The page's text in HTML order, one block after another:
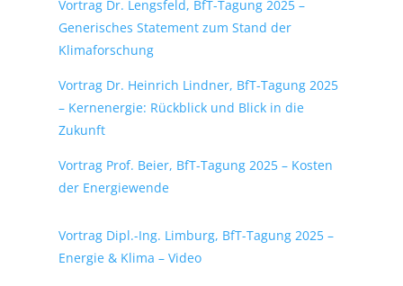
Vortrag Dr. Lengsfeld, BfT-Tagung 2025 –
Generisches Statement zum Stand der
Klimaforschung
Vortrag Dr. Heinrich Lindner, BfT-Tagung 2025
– Kernenergie: Rückblick und Blick in die
Zukunft
Vortrag Prof. Beier, BfT-Tagung 2025 – Kosten
der Energiewende
Vortrag Dipl.-Ing. Limburg, BfT-Tagung 2025 –
Energie & Klima – Video